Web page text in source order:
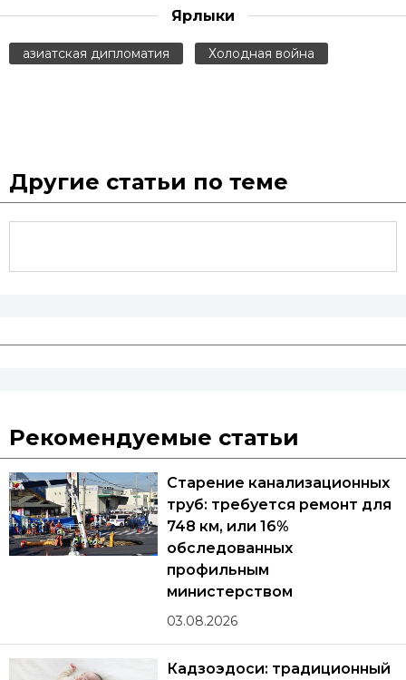
Ярлыки
азиатская дипломатия Холодная война
Другие статьи по теме
Рекомендуемые статьи
Старение канализационных
труб: требуется ремонт для
748 км, или 16%
обследованных
профильным
министерством
03.08.2026
Кадзоэдоси: традиционный